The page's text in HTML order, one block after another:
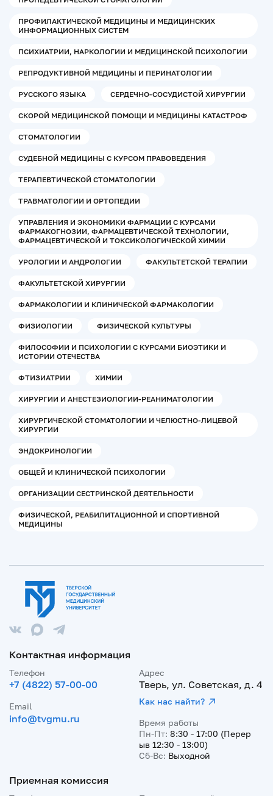
ПРОФИЛАКТИЧЕСКОЙ МЕДИЦИНЫ И МЕДИЦИНСКИХ
ИНФОРМАЦИОННЫХ СИСТЕМ
ПСИХИАТРИИ, НАРКОЛОГИИ И МЕДИЦИНСКОЙ ПСИХОЛОГИИ
РЕПРОДУКТИВНОЙ МЕДИЦИНЫ И ПЕРИНАТОЛОГИИ
РУССКОГО ЯЗЫКА СЕРДЕЧНО-СОСУДИСТОЙ ХИРУРГИИ
СКОРОЙ МЕДИЦИНСКОЙ ПОМОЩИ И МЕДИЦИНЫ КАТАСТРОФ
СТОМАТОЛОГИИ
СУДЕБНОЙ МЕДИЦИНЫ С КУРСОМ ПРАВОВЕДЕНИЯ
ТЕРАПЕВТИЧЕСКОЙ СТОМАТОЛОГИИ
ТРАВМАТОЛОГИИ И ОРТОПЕДИИ
УПРАВЛЕНИЯ И ЭКОНОМИКИ ФАРМАЦИИ С КУРСАМИ
ФАРМАКОГНОЗИИ, ФАРМАЦЕВТИЧЕСКОЙ ТЕХНОЛОГИИ,
ФАРМАЦЕВТИЧЕСКОЙ И ТОКСИКОЛОГИЧЕСКОЙ ХИМИИ
УРОЛОГИИ И АНДРОЛОГИИ ФАКУЛЬТЕТСКОЙ ТЕРАПИИ
ФАКУЛЬТЕТСКОЙ ХИРУРГИИ
ФАРМАКОЛОГИИ И КЛИНИЧЕСКОЙ ФАРМАКОЛОГИИ
ФИЗИОЛОГИИ ФИЗИЧЕСКОЙ КУЛЬТУРЫ
ФИЛОСОФИИ И ПСИХОЛОГИИ С КУРСАМИ БИОЭТИКИ И
ИСТОРИИ ОТЕЧЕСТВА
ФТИЗИАТРИИ ХИМИИ
ХИРУРГИИ И АНЕСТЕЗИОЛОГИИ-РЕАНИМАТОЛОГИИ
ХИРУРГИЧЕСКОЙ СТОМАТОЛОГИИ И ЧЕЛЮСТНО-ЛИЦЕВОЙ
ХИРУРГИИ
ЭНДОКРИНОЛОГИИ
ОБЩЕЙ И КЛИНИЧЕСКОЙ ПСИХОЛОГИИ
ОРГАНИЗАЦИИ СЕСТРИНСКОЙ ДЕЯТЕЛЬНОСТИ
ФИЗИЧЕСКОЙ, РЕАБИЛИТАЦИОННОЙ И СПОРТИВНОЙ
МЕДИЦИНЫ
Контактная информация
Телефон
+7 (4822) 57-00-00
Email
info@tvgmu.ru
Адрес
Тверь, ул. Советская, д. 4
Как нас найти?
Время работы
Пн-Пт: 8:30 - 17:00 (Перер
ыв 12:30 - 13:00)
Сб-Вс: Выходной
Приемная комиссия